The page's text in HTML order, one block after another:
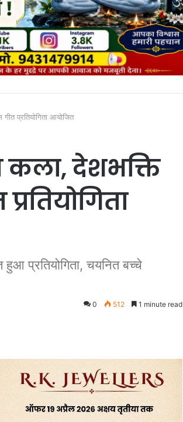
प्रतियोगिता आयोजित
कला, देशभक्ति
हुआ प्रतियोगिता, चयनित बच्चे
0 512 1 minute read